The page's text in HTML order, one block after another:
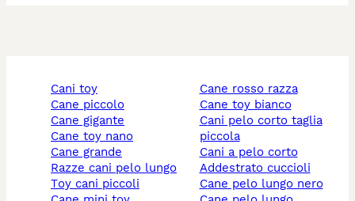
cani toy
cane piccolo
cane gigante
cane toy nano
cane grande
razze cani pelo lungo
toy cani piccoli
cane rosso razza
cane toy bianco
cani pelo corto taglia
piccola
cani a pelo corto
addestrato cuccioli
cane pelo lungo nero